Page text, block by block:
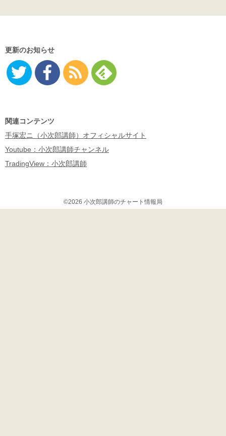
更新のお知らせ
関連コンテンツ
手塚宏ニ（小次郎講師）オフィシャルサイト
Youtube：小次郎講師チャンネル
TradingView：小次郎講師
©2026 小次郎講師のチャート情報局